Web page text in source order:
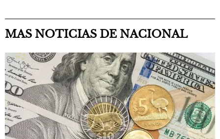
MAS NOTICIAS DE NACIONAL